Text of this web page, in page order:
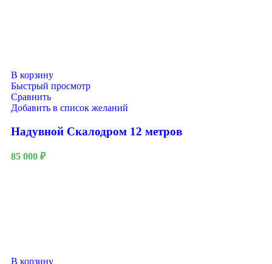
В корзину
Быстрый просмотр
Сравнить
Добавить в список желаний
Надувной Скалодром 12 метров
85 000 ₽
В корзину